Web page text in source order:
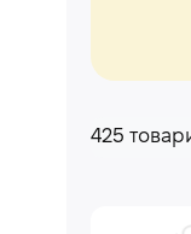
425